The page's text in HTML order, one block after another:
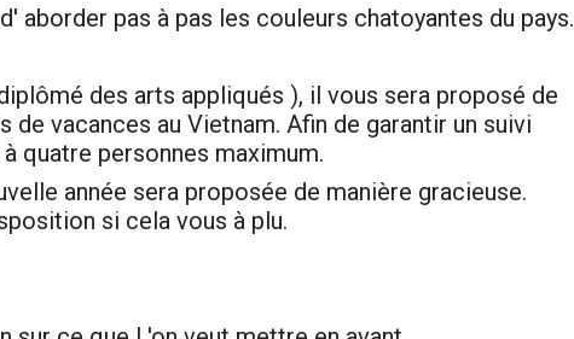
aborder pas à pas les couleurs chatoyantes du pays.
des arts appliqués ), il vous sera proposé de
vacances au Vietnam. Afin de garantir un suivi
quatre personnes maximum.
année sera proposée de manière gracieuse.
si cela vous à plu.